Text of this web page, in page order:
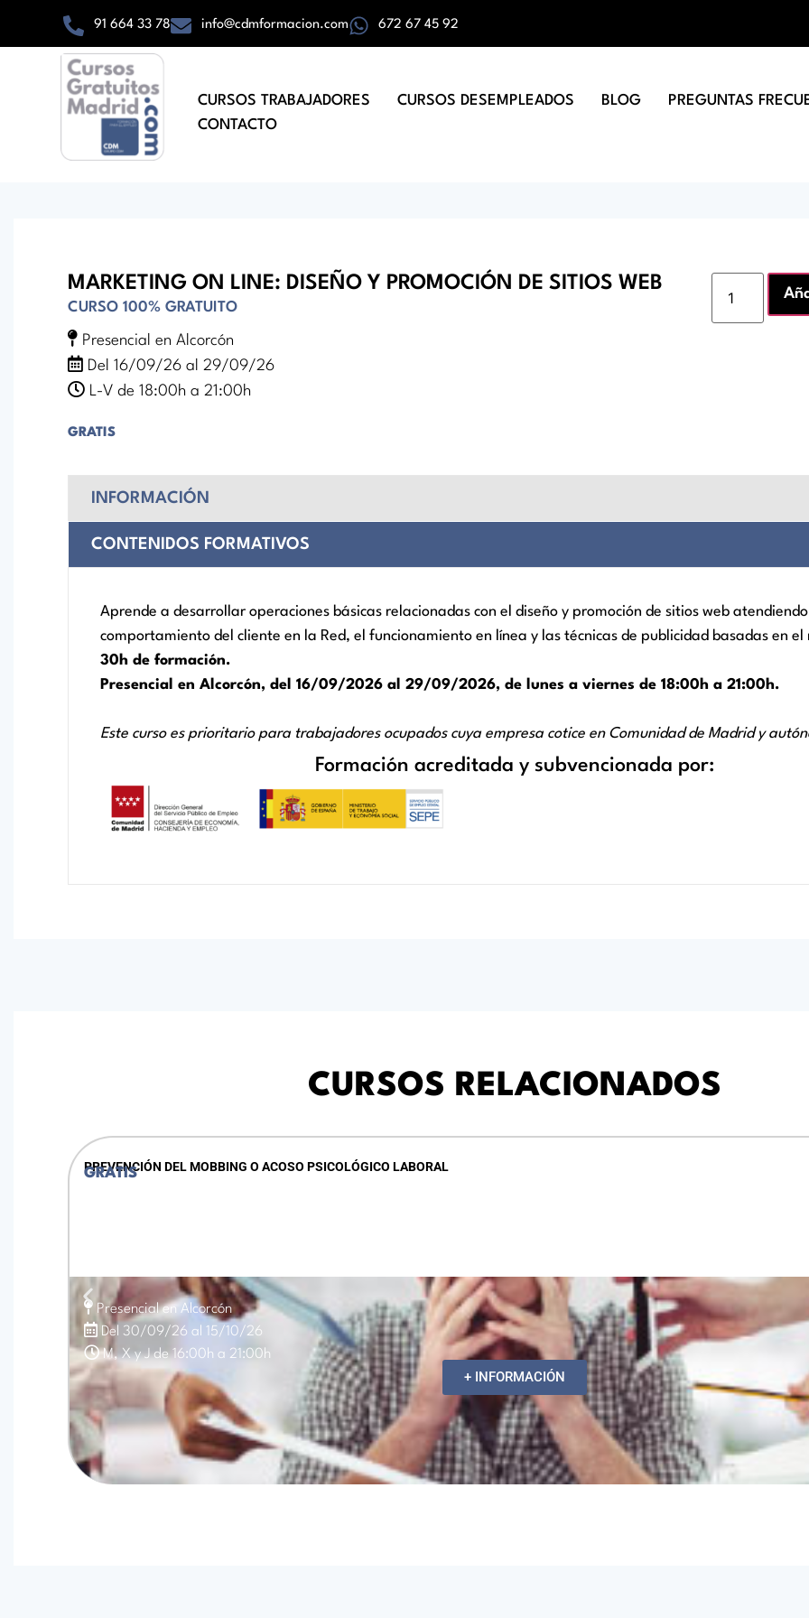
91 664 33 78 info@cdmformacion.com 672 67 45 92
CURSOS TRABAJADORES CURSOS DESEMPLEADOS BLOG
PREGUNTAS
CONTACTO
MARKETING ON LINE: DISEÑO Y PROMOCIÓN DE SITIOS WEB
CURSO 100% GRATUITO
Presencial en Alcorcón
Del 16/09/26 al 29/09/26
L-V de 18:00h a 21:00h
GRATIS
INFORMACIÓN
CONTENIDOS FORMATIVOS
Aprende a desarrollar operaciones básicas relacionadas con el diseño y promoción de sitios web atendiendo
comportamiento del cliente en la Red, el funcionamiento en línea y las técnicas de publicidad basadas en
30h de formación.
Presencial en Alcorcón, del 16/09/2026 al 29/09/2026, de lunes a viernes de 18:00h a 21:00h.
Este curso es prioritario para trabajadores ocupados cuya empresa cotice en Comunidad de Madrid y
Formación acreditada y subvencionada por:
CURSOS RELACIONADOS
PREVENCIÓN DEL MOBBING O ACOSO PSICOLÓGICO LABORAL
GRATIS
Presencial en Alcorcón
Del 30/09/26 al 15/10/26
M, X y J de 16:00h a 21:00h
+ INFORMACIÓN